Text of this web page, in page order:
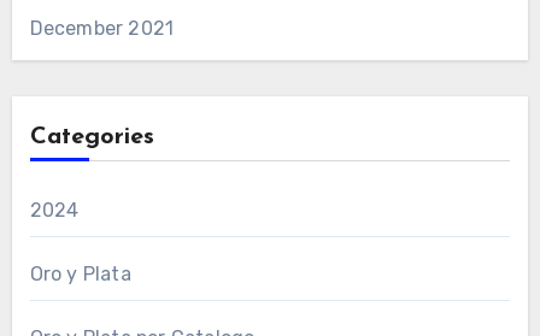
December 2021
Categories
2024
Oro y Plata